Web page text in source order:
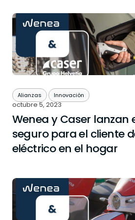
Alianzas Innovación
octubre 5, 2023
Wenea y Caser lanzan
seguro para el cliente
eléctrico en el hogar